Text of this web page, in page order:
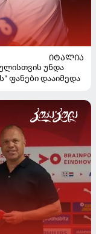
ᲘᲢᲐᲚᲘᲐ
უნდა
ფანები დააიმედა